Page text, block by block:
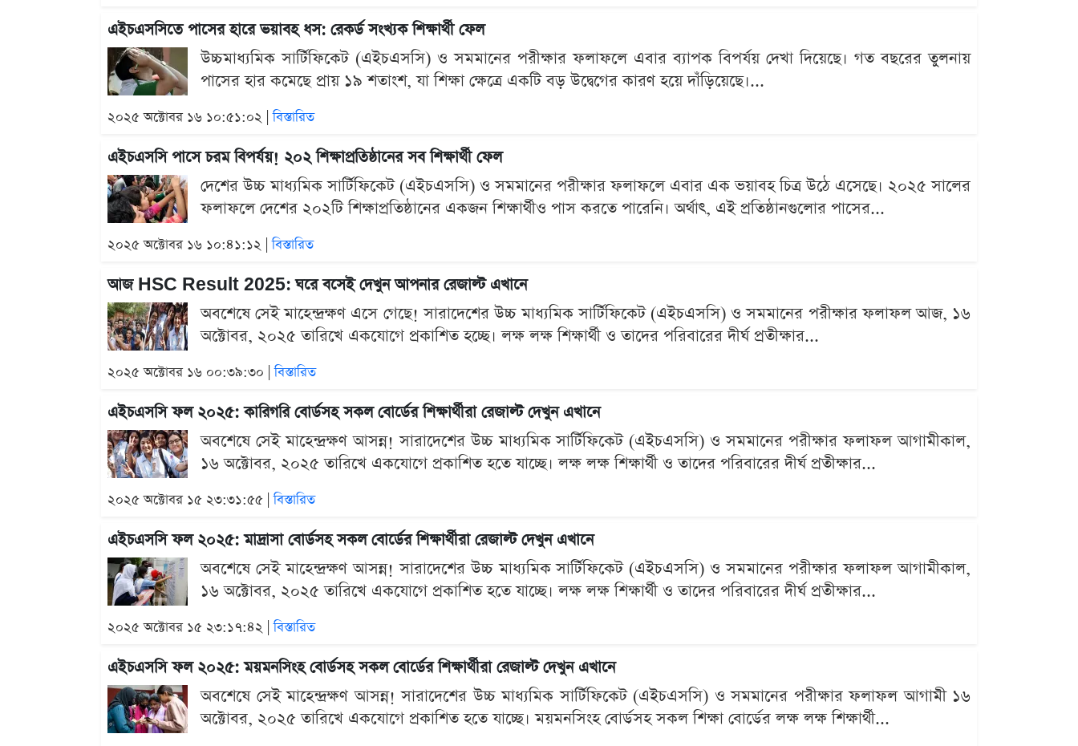
এইচএসসিতে পাসের হারে ভয়াবহ ধস: রেকর্ড সংখ্যক শিক্ষার্থী ফেল
উচ্চমাধ্যমিক সার্টিফিকেট (এইচএসসি) ও সমমানের পরীক্ষার ফলাফলে এবার ব্যাপক বিপর্যয় দেখা দিয়েছে। গত বছরের তুলনায়
পাসের হার কমেছে প্রায় ১৯ শতাংশ, যা শিক্ষা ক্ষেত্রে একটি বড় উদ্বেগের কারণ হয়ে দাঁড়িয়েছে।...
২০২৫ অক্টোবর ১৬ ১০:৫১:০২ |বিস্তারিত
এইচএসসি পাসে চরম বিপর্যয়! ২০২ শিক্ষাপ্রতিষ্ঠানের সব শিক্ষার্থী ফেল
দেশের উচ্চ মাধ্যমিক সার্টিফিকেট (এইচএসসি) ও সমমানের পরীক্ষার ফলাফলে এবার এক ভয়াবহ চিত্র উঠে এসেছে। ২০২৫ সালের
ফলাফলে দেশের ২০২টি শিক্ষাপ্রতিষ্ঠানের একজন শিক্ষার্থীও পাস করতে পারেনি। অর্থাৎ, এই প্রতিষ্ঠানগুলোর পাসের...
২০২৫ অক্টোবর ১৬ ১০:৪১:১২ |বিস্তারিত
আজ HSC Result 2025: ঘরে বসেই দেখুন আপনার রেজাল্ট এখানে
অবশেষে সেই মাহেন্দ্রক্ষণ এসে গেছে! সারাদেশের উচ্চ মাধ্যমিক সার্টিফিকেট (এইচএসসি) ও সমমানের পরীক্ষার ফলাফল আজ, ১৬
অক্টোবর, ২০২৫ তারিখে একযোগে প্রকাশিত হচ্ছে। লক্ষ লক্ষ শিক্ষার্থী ও তাদের পরিবারের দীর্ঘ প্রতীক্ষার...
২০২৫ অক্টোবর ১৬ ০০:৩৯:৩০ |বিস্তারিত
এইচএসসি ফল ২০২৫: কারিগরি বোর্ডসহ সকল বোর্ডের শিক্ষার্থীরা রেজাল্ট দেখুন এখানে
অবশেষে সেই মাহেন্দ্রক্ষণ আসন্ন! সারাদেশের উচ্চ মাধ্যমিক সার্টিফিকেট (এইচএসসি) ও সমমানের পরীক্ষার ফলাফল আগামীকাল,
১৬ অক্টোবর, ২০২৫ তারিখে একযোগে প্রকাশিত হতে যাচ্ছে। লক্ষ লক্ষ শিক্ষার্থী ও তাদের পরিবারের দীর্ঘ প্রতীক্ষার...
২০২৫ অক্টোবর ১৫ ২৩:৩১:৫৫ |বিস্তারিত
এইচএসসি ফল ২০২৫: মাদ্রাসা বোর্ডসহ সকল বোর্ডের শিক্ষার্থীরা রেজাল্ট দেখুন এখানে
অবশেষে সেই মাহেন্দ্রক্ষণ আসন্ন! সারাদেশের উচ্চ মাধ্যমিক সার্টিফিকেট (এইচএসসি) ও সমমানের পরীক্ষার ফলাফল আগামীকাল,
১৬ অক্টোবর, ২০২৫ তারিখে একযোগে প্রকাশিত হতে যাচ্ছে। লক্ষ লক্ষ শিক্ষার্থী ও তাদের পরিবারের দীর্ঘ প্রতীক্ষার...
২০২৫ অক্টোবর ১৫ ২৩:১৭:৪২ |বিস্তারিত
এইচএসসি ফল ২০২৫: ময়মনসিংহ বোর্ডসহ সকল বোর্ডের শিক্ষার্থীরা রেজাল্ট দেখুন এখানে
অবশেষে সেই মাহেন্দ্রক্ষণ আসন্ন! সারাদেশের উচ্চ মাধ্যমিক সার্টিফিকেট (এইচএসসি) ও সমমানের পরীক্ষার ফলাফল আগামী ১৬
অক্টোবর, ২০২৫ তারিখে একযোগে প্রকাশিত হতে যাচ্ছে। ময়মনসিংহ বোর্ডসহ সকল শিক্ষা বোর্ডের লক্ষ লক্ষ শিক্ষার্থী...